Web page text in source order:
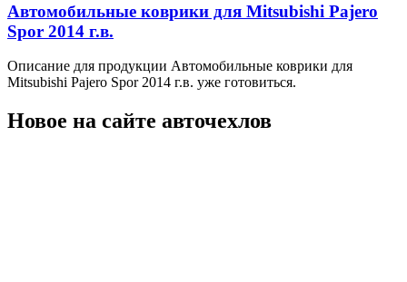
Автомобильные коврики для Mitsubishi Pajero
Spor 2014 г.в.
Описание для продукции Автомобильные коврики для
Mitsubishi Pajero Spor 2014 г.в. уже готовиться.
Новое на сайте авточехлов